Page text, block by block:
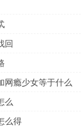
回
网瘾少女等于什么
么
么得